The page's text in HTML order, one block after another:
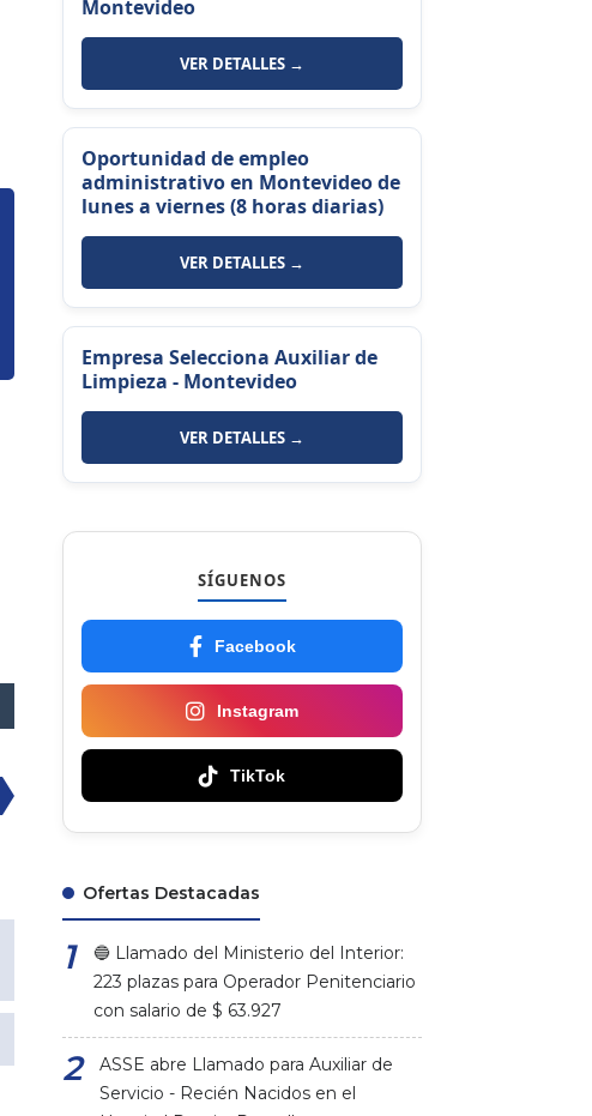
Montevideo
VER DETALLES →
Oportunidad de empleo
administrativo en Montevideo de
lunes a viernes (8 horas diarias)
VER DETALLES →
Empresa Selecciona Auxiliar de
Limpieza - Montevideo
VER DETALLES →
SÍGUENOS
Facebook
Instagram
TikTok
Ofertas Destacadas
🔵 Llamado del Ministerio del Interior:
223 plazas para Operador Penitenciario
con salario de $ 63.927
ASSE abre Llamado para Auxiliar de
Servicio - Recién Nacidos en el